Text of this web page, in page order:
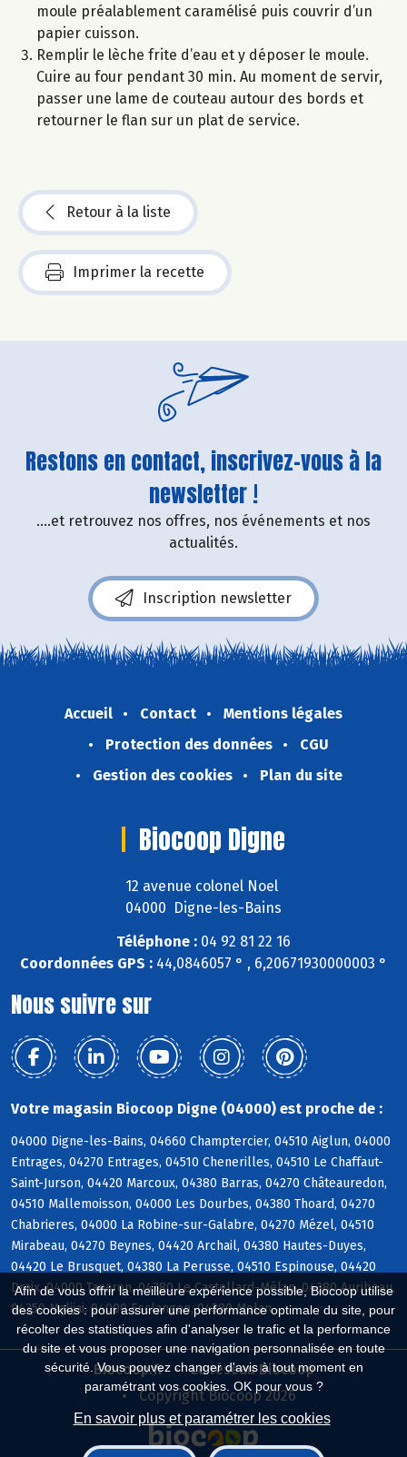
Afin de vous offrir la meilleure expérience possible, Biocoop utilise
des cookies : pour assurer une performance optimale du site, pour
récolter des statistiques afin d'analyser le trafic et la performance
du site et vous proposer une navigation personnalisée en toute
sécurité. Vous pouvez changer d'avis à tout moment en
paramétrant vos cookies. OK pour vous ?
En savoir plus et paramétrer les cookies
moule préalablement caramélisé puis couvrir d’un
papier cuisson.
Remplir le lèche frite d’eau et y déposer le moule.
Cuire au four pendant 30 min. Au moment de servir,
passer une lame de couteau autour des bords et
retourner le flan sur un plat de service.
Retour à la liste
Imprimer la recette
Restons en contact, inscrivez-vous à la
newsletter !
....et retrouvez nos offres, nos événements et nos
actualités.
Inscription newsletter
Accueil Contact
Mentions légales
Protection des données
CGU
Gestion des cookies
Plan du site
Biocoop Digne
12 avenue colonel Noel
04000 Digne-les-Bains
Téléphone : 04 92 81 22 16
Coordonnées GPS : 44,0846057 ° , 6,20671930000003 °
Nous suivre sur
Votre magasin Biocoop Digne (04000) est proche de :
04000 Digne-les-Bains, 04660 Champtercier, 04510 Aiglun, 04000
Entrages, 04270 Entrages, 04510 Chenerilles, 04510 Le Chaffaut-
Saint-Jurson, 04420 Marcoux, 04380 Barras, 04270 Châteauredon,
04510 Mallemoisson, 04000 Les Dourbes, 04380 Thoard, 04270
Chabrieres, 04000 La Robine-sur-Galabre, 04270 Mézel, 04510
Mirabeau, 04270 Beynes, 04420 Archail, 04380 Hautes-Duyes,
04420 Le Brusquet, 04380 La Perusse, 04510 Espinouse, 04420
Draix, 04000 Tanaron, 04380 Le Castellard-Mélan, 04380 Auribeau,
04350 Malijai, 04000 Esclangon, 04380 Melan
Biocoop.fr
Le réseau Biocoop
Copyright Biocoop 2026